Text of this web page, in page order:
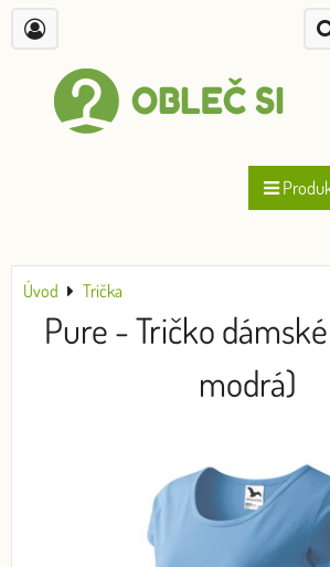
Úvod Trička
Pure - Tričko
modrá)